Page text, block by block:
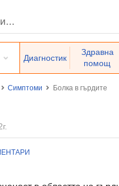
Диагностик
Здравна
помощ
Симптоми Болка в гърдите